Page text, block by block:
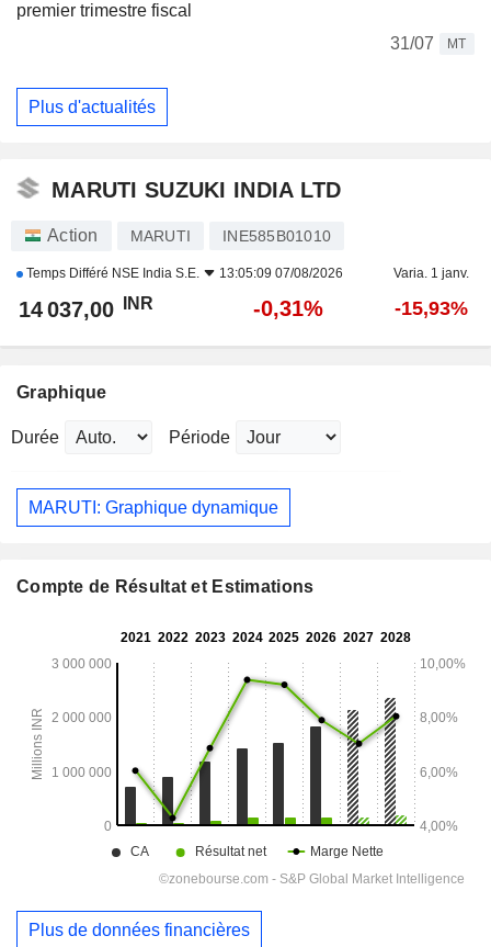
premier trimestre fiscal
31/07
MT
Plus d'actualités
MARUTI SUZUKI INDIA LTD
Action MARUTI INE585B01010
Temps Différé NSE India S.E. 13:05:09 07/08/2026 Varia. 1 janv.
14 037,00 INR -0,31% -15,93%
Graphique
Durée Période
MARUTI: Graphique dynamique
Compte de Résultat et Estimations
Plus de données financières